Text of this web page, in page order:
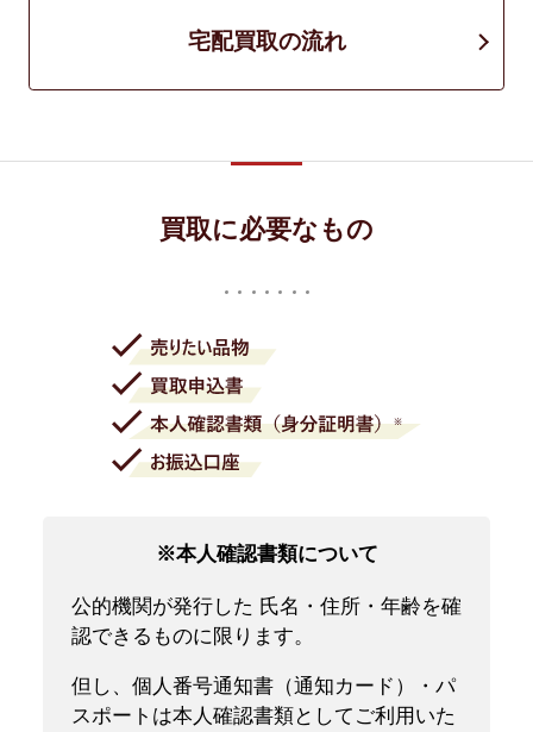
宅配買取の流れ
買取に必要なもの
※本人確認書類について
公的機関が発行した 氏名・住所・年齢を確
認できるものに限ります。
但し、個人番号通知書（通知カード）・パ
スポートは本人確認書類としてご利用いた